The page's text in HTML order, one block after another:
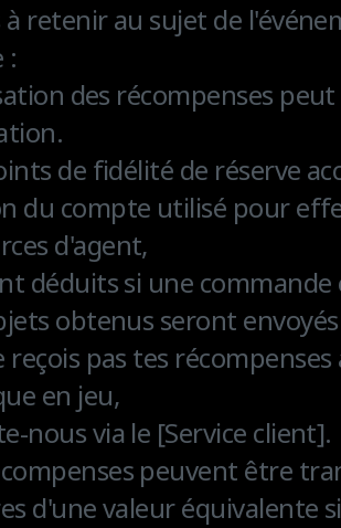
à retenir au sujet de
:
des récompenses
de fidélité de réserve
du compte utilisé pour
d'agent,
déduits si une
obtenus seront
reçois pas tes
en jeu,
nous via le [Service client].
peuvent être
d'une valeur équivalente